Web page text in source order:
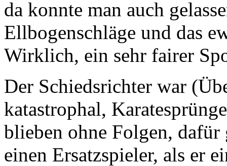
da konnte man auch
Ellbogenschläge und das
Wirklich, ein sehr fairer
Der Schiedsrichter war
katastrophal,
blieben ohne Folgen,
einen Ersatzspieler, als er